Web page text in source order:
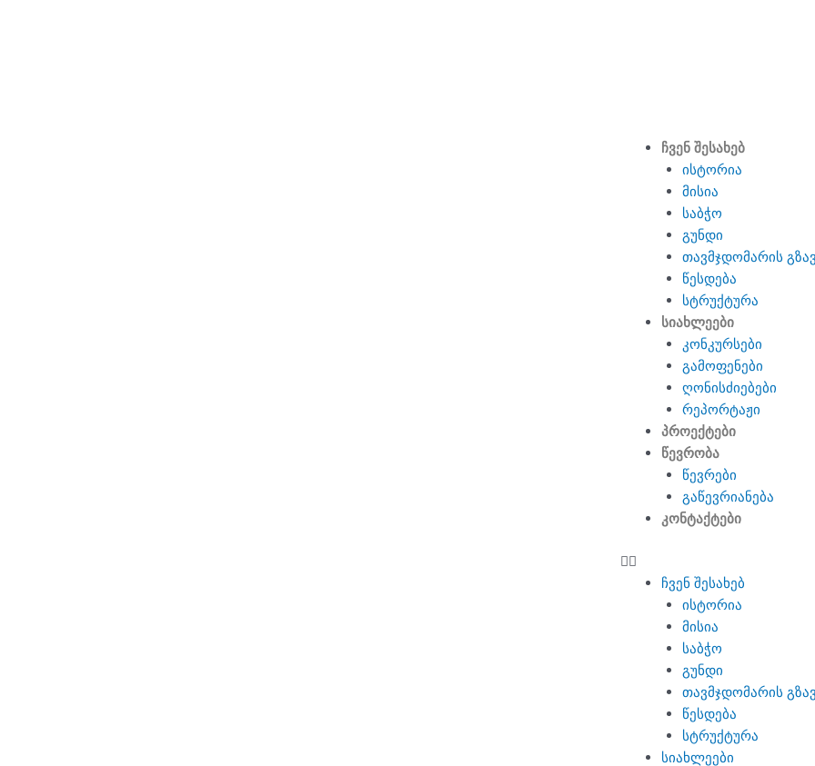
ჩვენ შესახებ
ისტორია
მისია
საბჭო
გუნდი
თავმჯდომარის
წესდება
სტრუქტურა
სიახლეები
კონკურსები
გამოფენები
ღონისძიებები
რეპორტაჟი
პროექტები
წევრობა
წევრები
გაწევრიანება
კონტაქტები
Menu
ჩვენ შესახებ
ისტორია
მისია
საბჭო
გუნდი
თავმჯდომარის
წესდება
სტრუქტურა
სიახლეები